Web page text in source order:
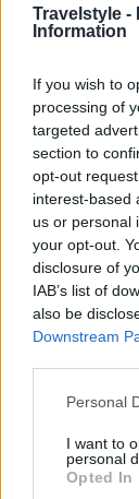
Travelstyle -
Information
If you wish to
processing of
targeted
section to
opt-out
interest-based
us or personal
your opt-out.
disclosure of
IAB’s list of
also be
Downstream
Please note
not limited to
grant or deny
use your data
Personal
I want to
personal
Opted In